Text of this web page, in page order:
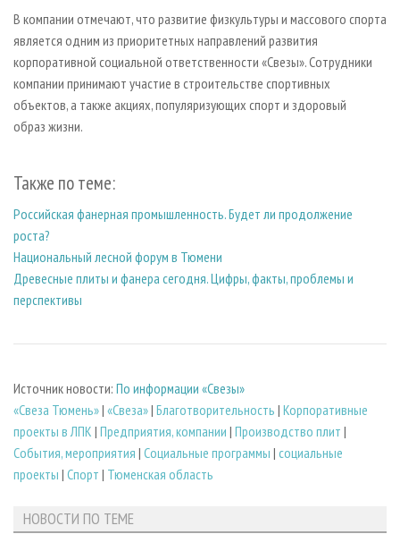
ИНСТРУМЕНТ И МАТЕРИАЛЫ
БИБЛИОТЕКА СПЕЦИАЛИСТА
В компании отмечают, что развитие физкультуры и массового спорта
является одним из приоритетных направлений развития
корпоративной социальной ответственности «Свезы». Сотрудники
компании принимают участие в строительстве спортивных
объектов, а также акциях, популяризующих спорт и здоровый
образ жизни.
Также по теме:
Российская фанерная промышленность. Будет ли продолжение
роста?
Национальный лесной форум в Тюмени
Древесные плиты и фанера сегодня. Цифры, факты, проблемы и
перспективы
Источник новости: По информации «Свезы»
«Свеза Тюмень»| «Свеза»| Благотворительность | Корпоративные
проекты в ЛПК | Предприятия, компании | Производство плит |
События, мероприятия | Социальные программы | социальные
проекты | Спорт | Тюменская область
НОВОСТИ ПО ТЕМЕ